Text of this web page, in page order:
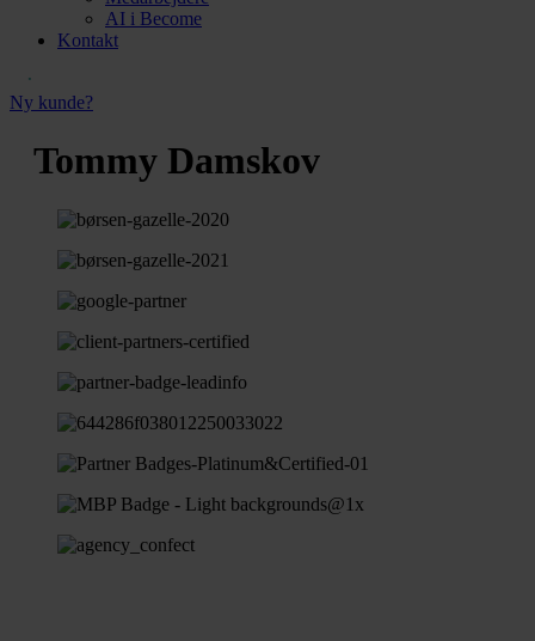
AI i Become
Kontakt
Ny kunde?
Tommy Damskov